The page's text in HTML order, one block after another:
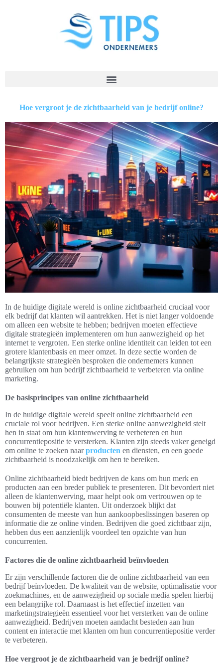
Hoe vergroot je de zichtbaarheid van je bedrijf online?
In de huidige digitale wereld is online zichtbaarheid cruciaal voor
elk bedrijf dat klanten wil aantrekken. Het is niet langer voldoende
om alleen een website te hebben; bedrijven moeten effectieve
digitale strategieën implementeren om hun aanwezigheid op het
internet te vergroten. Een sterke online identiteit can leiden tot een
grotere klantenbasis en meer omzet. In deze sectie worden de
belangrijkste strategieën besproken die ondernemers kunnen
gebruiken om hun bedrijf zichtbaarheid te verbeteren via online
marketing.
De basisprincipes van online zichtbaarheid
In de huidige digitale wereld speelt online zichtbaarheid een
cruciale rol voor bedrijven. Een sterke online aanwezigheid stelt
hen in staat om hun klantenwerving te verbeteren en hun
concurrentiepositie te versterken. Klanten zijn steeds vaker geneigd
om online te zoeken naarproducten en diensten, en een goede
zichtbaarheid is noodzakelijk om hen te bereiken.
Online zichtbaarheid biedt bedrijven de kans om hun merk en
producten aan een breder publiek te presenteren. Dit bevordert niet
alleen de klantenwerving, maar helpt ook om vertrouwen op te
bouwen bij potentiële klanten. Uit onderzoek blijkt dat
consumenten de meeste van hun aankoopbeslissingen baseren op
informatie die ze online vinden. Bedrijven die goed zichtbaar zijn,
hebben dus een aanzienlijk voordeel ten opzichte van hun
concurrenten.
Factores die de online zichtbaarheid beïnvloeden
Er zijn verschillende factoren die de online zichtbaarheid van een
bedrijf beïnvloeden. De kwaliteit van de website, optimalisatie voor
zoekmachines, en de aanwezigheid op sociale media spelen hierbij
een belangrijke rol. Daarnaast is het effectief inzetten van
marketingstrategieën essentieel voor het versterken van de online
aanwezigheid. Bedrijven moeten aandacht besteden aan hun
content en interactie met klanten om hun concurrentiepositie verder
te verbeteren.
Hoe vergroot je de zichtbaarheid van je bedrijf online?